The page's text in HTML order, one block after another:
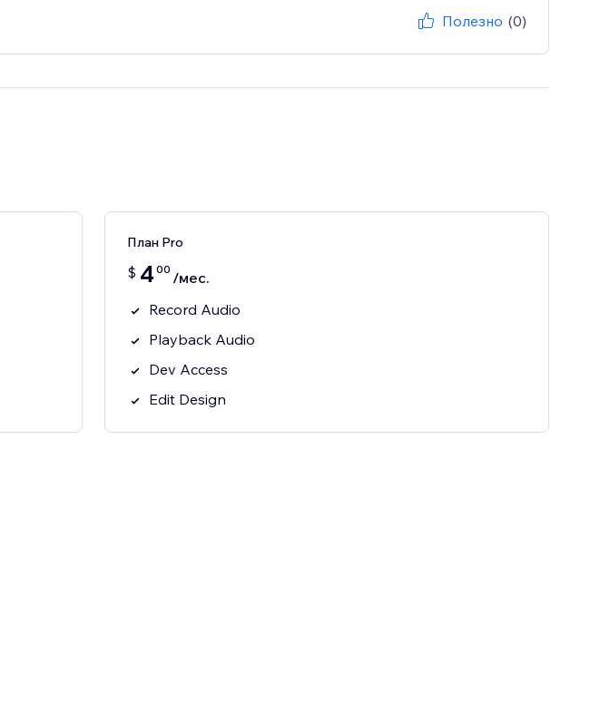
Полезно (0)
План Pro
$ 4 00 /мес.
Record Audio
Playback Audio
Dev Access
Edit Design